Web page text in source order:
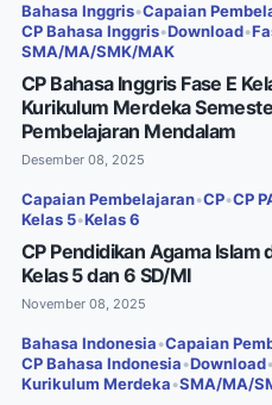
Bahasa Inggris•Capaian
CP Bahasa Inggris•Download•
SMA/MA/SMK/MAK
CP Bahasa Inggris Fase E
Kurikulum Merdeka
Pembelajaran Mendalam
Desember 08, 2025
Capaian Pembelajaran•CP•CP
Kelas 5•Kelas 6
CP Pendidikan Agama Islam
Kelas 5 dan 6 SD/MI
November 08, 2025
Bahasa Indonesia •Capaian
CP Bahasa Indonesia •Download•
Kurikulum Merdeka •SMA/MA/